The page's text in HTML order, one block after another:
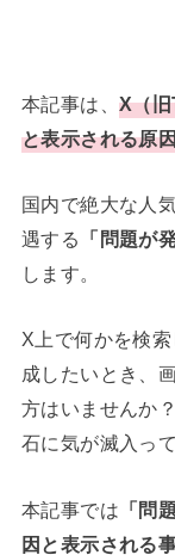
本記事は、 X（
と表示される原
国内で絶大な人
遇する
「問題が
します。
X上で何かを検
成したいとき、
方はいませんか
石に気が滅入っ
本記事では 「問
因と表示される